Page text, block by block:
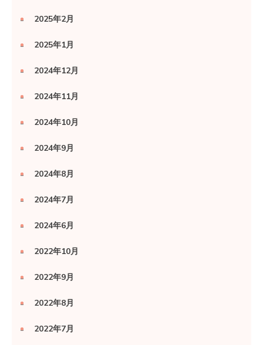
2025年2月
2025年1月
2024年12月
2024年11月
2024年10月
2024年9月
2024年8月
2024年7月
2024年6月
2022年10月
2022年9月
2022年8月
2022年7月